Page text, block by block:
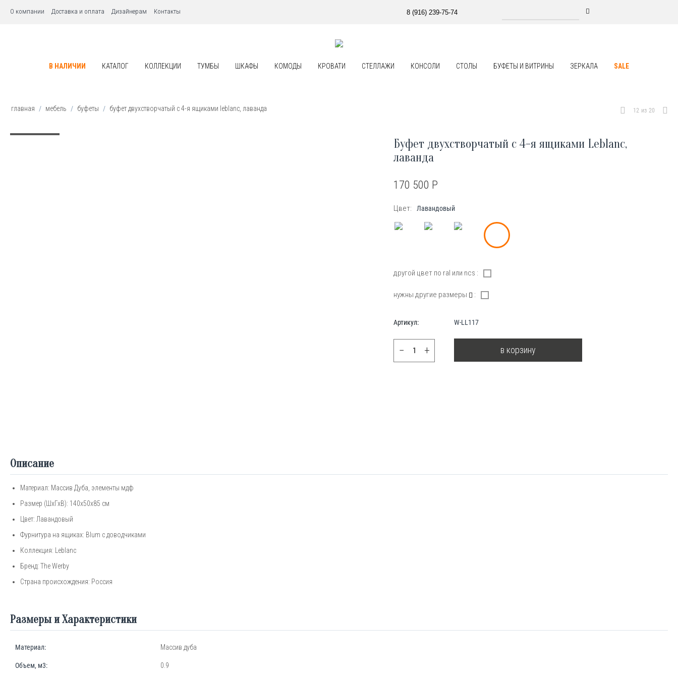
О компании Доставка и оплата Дизайнерам Контакты 8 (916) 239-75-74
В НАЛИЧИИ КАТАЛОГ КОЛЛЕКЦИИ ТУМБЫ ШКАФЫ КОМОДЫ КРОВАТИ СТЕЛЛАЖИ КОНСОЛИ СТОЛЫ БУФЕТЫ И ВИТРИНЫ ЗЕРКАЛА SALE
главная / мебель / буфеты / буфет двухстворчатый с 4-я ящиками leblanc, лаванда 12 из 20
Буфет двухстворчатый с 4-я ящиками Leblanc,
лаванда
170 500 Р
Цвет: Лавандовый
другой цвет по ral или ncs :
нужны другие размеры :
Артикул: W-LL117
+
− в корзину
Описание
Материал: Массив Дуба, элементы мдф
Размер (ШхГхВ): 140х50х85 см
Цвет: Лавандовый
Фурнитура на ящиках: Blum c доводчиками
Коллекция: Leblanc
Бренд: TheWerby
Страна происхождения: Россия
Размеры и Характеристики
Материал: Массив дуба
Объем, м3: 0.9